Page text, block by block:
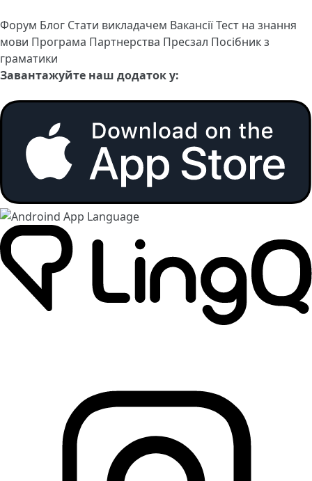
Форум Блог Стати викладачем ВакансіїТест на знання
мови Програма Партнерства Пресзал Посібник з
граматики
Завантажуйте наш додаток у: